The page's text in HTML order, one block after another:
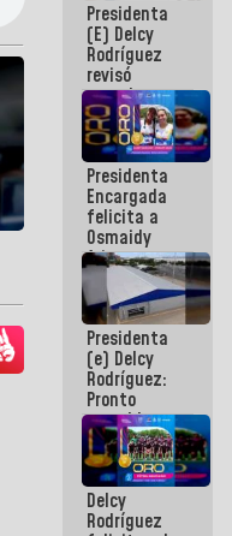
Presidenta
(E) Delcy
Rodríguez
revisó
agenda
económica y
ejecución de
fondos de
emergencia
post-sismos
Presidenta
Encargada
felicita a
Osmaidy
Arias y
Giraly
Marcano por
hacer
historia en
los
Centroamericanos
Presidenta
(e) Delcy
Rodríguez:
Pronto
restableceremos
las
operaciones
en el
Aeropuerto
Internacional
Delcy
Rodríguez